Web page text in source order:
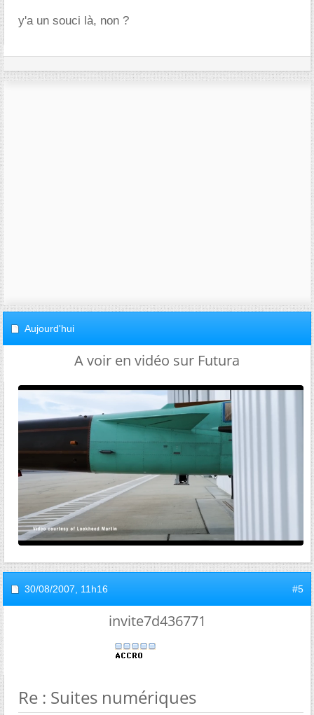
y'a un souci là, non ?
Aujourd'hui
A voir en vidéo sur Futura
30/08/2007, 11h16 #5
invite7d436771
Re : Suites numériques